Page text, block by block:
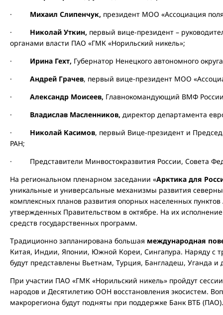
· Михаил Слипенчук, президент МОО «Ассоциация
· Николай Уткин, первый вице-президент –
органами власти ПАО «ГМК «Норильский никель»;
· Ирина Гехт, Губернатор Ненецкого автономного
· Андрей Грачев, первый вице-президент МОО
· Александр Моисеев, Главнокомандующий ВМФ
· Владислав Масленников, директор департамента
· Николай Касимов, первый Вице-президент и
РАН;
· Представители Минвостокразвития России, Совета
На региональном пленарном заседании «Арктика для
уникальные и универсальные механизмы развития
комплексных планов развития опорных населенных
утвержденных Правительством в октябре. На их
средств государственных программ.
Традиционно запланирована большая международная
Китая, Индии, Японии, Южной Кореи, Сингапура. Наряду с
будут представлены Вьетнам, Турция, Бангладеш, Уганда и
При участии ПАО «ГМК «Норильский никель» пройдут
народов и Десятилетию ООН восстановления экосистем.
макрорегиона будут подняты при поддержке Банк ВТБ